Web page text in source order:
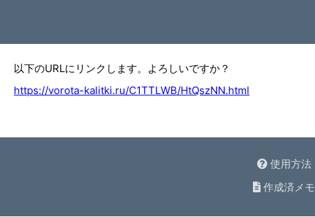
以下のURLにリンクします。よろしいですか？
https://vorota-kalitki.ru/C1TTLWB/HtQszNN.html
使用方法
作成済メモ